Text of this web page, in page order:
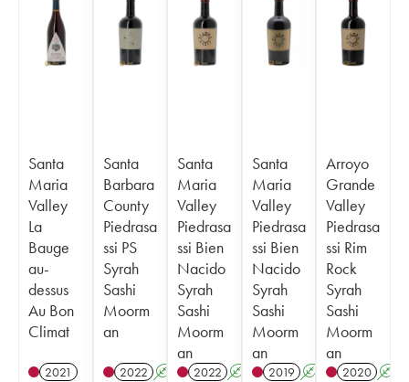
Santa
Maria
Valley
La
Bauge
au-
dessus
Au Bon
Climat
2021
Santa
Barbara
County
Piedrasa
ssi PS
Syrah
Sashi
Moorm
an
2022 A
Santa
Maria
Valley
Piedrasa
ssi Bien
Nacido
Syrah
Sashi
Moorm
an
2022 A
Santa
Maria
Valley
Piedrasa
ssi Bien
Nacido
Syrah
Sashi
Moorm
an
2019 A
Arroyo
Grande
Valley
Piedrasa
ssi Rim
Rock
Syrah
Sashi
Moorm
an
2020 A